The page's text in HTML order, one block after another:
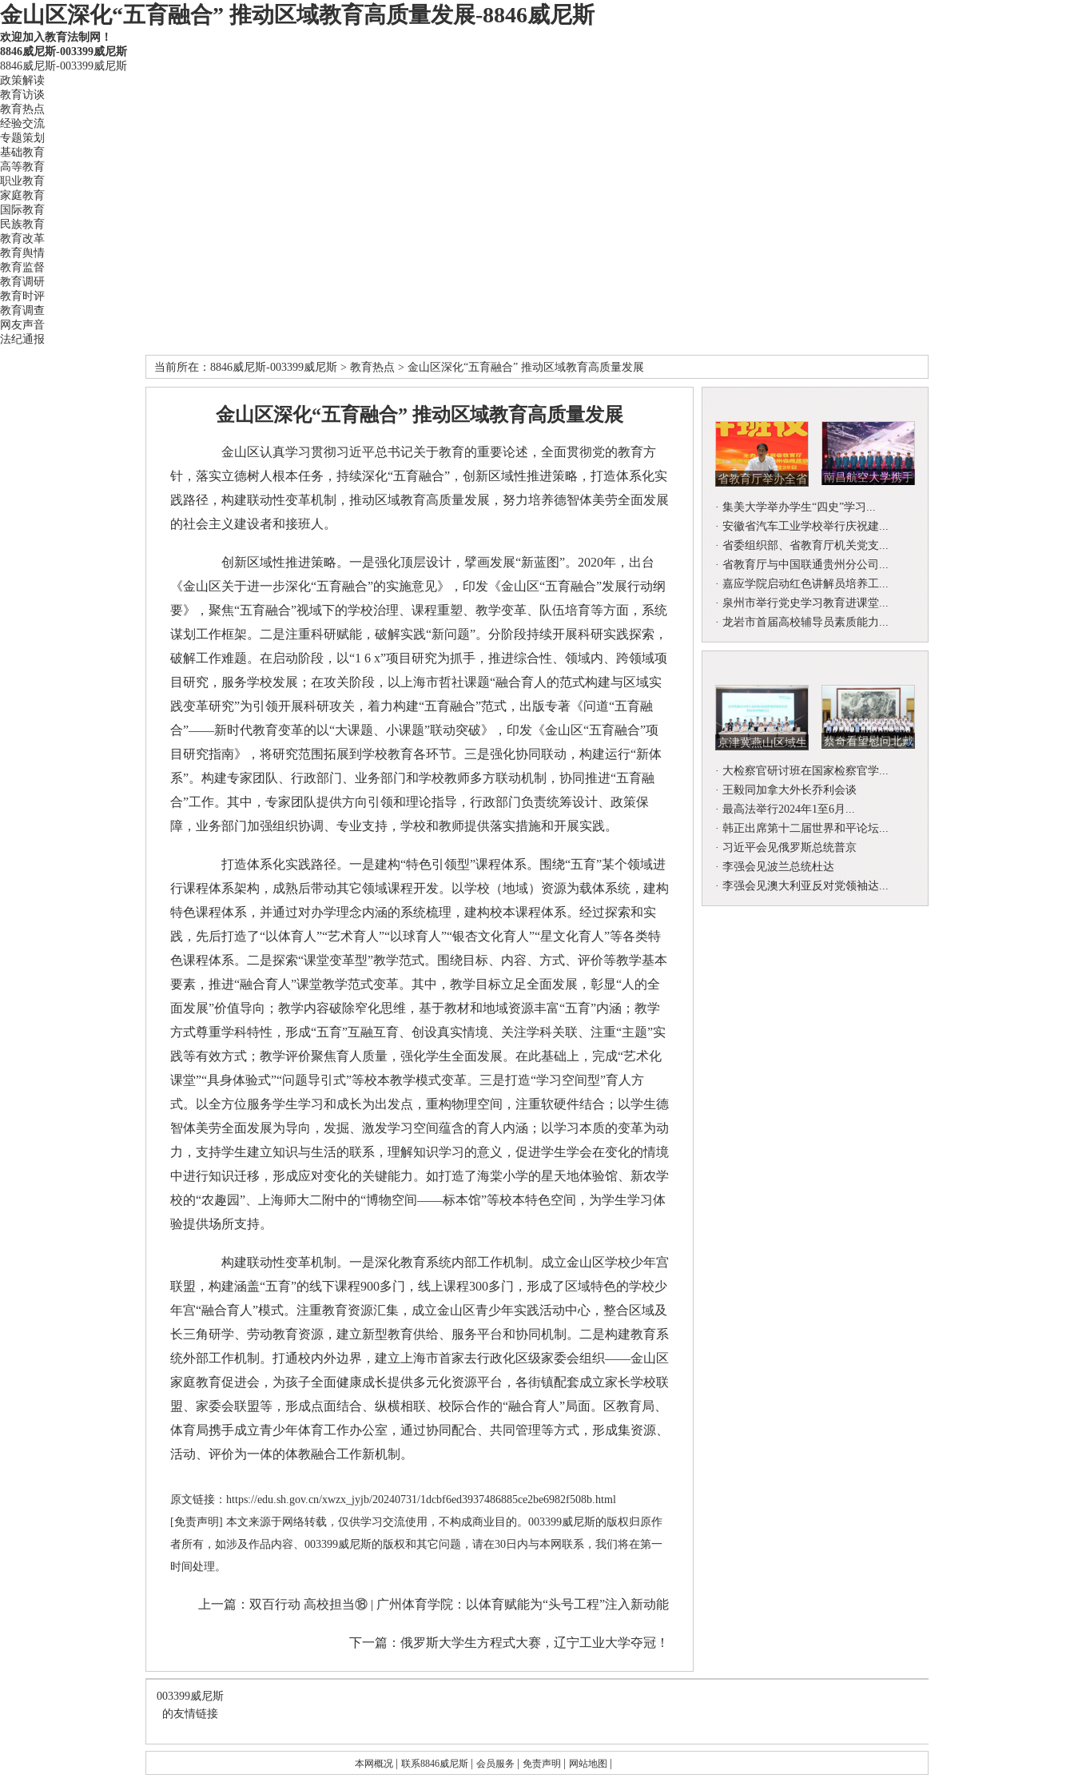
金山区深化“五育融合” 推动区域教育高质量发展-8846威尼斯
欢迎加入教育法制网！
8846威尼斯-003399威尼斯
8846威尼斯-003399威尼斯
政策解读
教育访谈
教育热点
经验交流
专题策划
基础教育
高等教育
职业教育
家庭教育
国际教育
民族教育
教育改革
教育舆情
教育监督
教育调研
教育时评
教育调查
网友声音
法纪通报
当前所在： 8846威尼斯-003399威尼斯 > 教育热点 > 金山区深化“五育融合” 推动区域教育高质量发展
金山区深化“五育融合” 推动区域教育高质量发展
金山区认真学习贯彻习近平总书记关于教育的重要论述，全面贯彻党的教育方
针，落实立德树人根本任务，持续深化“五育融合”，创新区域性推进策略，打造体系化实
践路径，构建联动性变革机制，推动区域教育高质量发展，努力培养德智体美劳全面发展
的社会主义建设者和接班人。
创新区域性推进策略。一是强化顶层设计，擘画发展“新蓝图”。2020年，出台
《金山区关于进一步深化“五育融合”的实施意见》，印发《金山区“五育融合”发展行动纲
要》，聚焦“五育融合”视域下的学校治理、课程重塑、教学变革、队伍培育等方面，系统
谋划工作框架。二是注重科研赋能，破解实践“新问题”。分阶段持续开展科研实践探索，
破解工作难题。在启动阶段，以“1 6 x”项目研究为抓手，推进综合性、领域内、跨领域项
目研究，服务学校发展；在攻关阶段，以上海市哲社课题“融合育人的范式构建与区域实
践变革研究”为引领开展科研攻关，着力构建“五育融合”范式，出版专著《问道“五育融
合”——新时代教育变革的以“大课题、小课题”联动突破》，印发《金山区“五育融合”项
目研究指南》，将研究范围拓展到学校教育各环节。三是强化协同联动，构建运行“新体
系”。构建专家团队、行政部门、业务部门和学校教师多方联动机制，协同推进“五育融
合”工作。其中，专家团队提供方向引领和理论指导，行政部门负责统筹设计、政策保
障，业务部门加强组织协调、专业支持，学校和教师提供落实措施和开展实践。
打造体系化实践路径。一是建构“特色引领型”课程体系。围绕“五育”某个领域进
行课程体系架构，成熟后带动其它领域课程开发。以学校（地域）资源为载体系统，建构
特色课程体系，并通过对办学理念内涵的系统梳理，建构校本课程体系。经过探索和实
践，先后打造了“以体育人”“艺术育人”“以球育人”“银杏文化育人”“星文化育人”等各类特
色课程体系。二是探索“课堂变革型”教学范式。围绕目标、内容、方式、评价等教学基本
要素，推进“融合育人”课堂教学范式变革。其中，教学目标立足全面发展，彰显“人的全
面发展”价值导向；教学内容破除窄化思维，基于教材和地域资源丰富“五育”内涵；教学
方式尊重学科特性，形成“五育”互融互育、创设真实情境、关注学科关联、注重“主题”实
践等有效方式；教学评价聚焦育人质量，强化学生全面发展。在此基础上，完成“艺术化
课堂”“具身体验式”“问题导引式”等校本教学模式变革。三是打造“学习空间型”育人方
式。以全方位服务学生学习和成长为出发点，重构物理空间，注重软硬件结合；以学生德
智体美劳全面发展为导向，发掘、激发学习空间蕴含的育人内涵；以学习本质的变革为动
力，支持学生建立知识与生活的联系，理解知识学习的意义，促进学生学会在变化的情境
中进行知识迁移，形成应对变化的关键能力。如打造了海棠小学的星天地体验馆、新农学
校的“农趣园”、上海师大二附中的“博物空间——标本馆”等校本特色空间，为学生学习体
验提供场所支持。
构建联动性变革机制。一是深化教育系统内部工作机制。成立金山区学校少年宫
联盟，构建涵盖“五育”的线下课程900多门，线上课程300多门，形成了区域特色的学校少
年宫“融合育人”模式。注重教育资源汇集，成立金山区青少年实践活动中心，整合区域及
长三角研学、劳动教育资源，建立新型教育供给、服务平台和协同机制。二是构建教育系
统外部工作机制。打通校内外边界，建立上海市首家去行政化区级家委会组织——金山区
家庭教育促进会，为孩子全面健康成长提供多元化资源平台，各街镇配套成立家长学校联
盟、家委会联盟等，形成点面结合、纵横相联、校际合作的“融合育人”局面。区教育局、
体育局携手成立青少年体育工作办公室，通过协同配合、共同管理等方式，形成集资源、
活动、评价为一体的体教融合工作新机制。
原文链接：https://edu.sh.gov.cn/xwzx_jyjb/20240731/1dcbf6ed3937486885ce2be6982f508b.html
[免责声明] 本文来源于网络转载，仅供学习交流使用，不构成商业目的。003399威尼斯的版权归原作
者所有，如涉及作品内容、003399威尼斯的版权和其它问题，请在30日内与本网联系，我们将在第一
时间处理。
上一篇： 双百行动 高校担当⑱ | 广州体育学院：以体育赋能为“头号工程”注入新动能
下一篇： 俄罗斯大学生方程式大赛，辽宁工业大学夺冠！
省教育厅举办全省
（园）长工作...
南昌航空大学携手
合唱团举...
· 集美大学举办学生“四史”学习...
· 安徽省汽车工业学校举行庆祝建...
· 省委组织部、省教育厅机关党支...
· 省教育厅与中国联通贵州分公司...
· 嘉应学院启动红色讲解员培养工...
· 泉州市举行党史学习教育进课堂...
· 龙岩市首届高校辅导员素质能力...
京津冀燕山区域生
作联席会...
蔡奇看望慰问北戴
· 大检察官研讨班在国家检察官学...
· 王毅同加拿大外长乔利会谈
· 最高法举行2024年1至6月...
· 韩正出席第十二届世界和平论坛...
· 习近平会见俄罗斯总统普京
· 李强会见波兰总统杜达
· 李强会见澳大利亚反对党领袖达...
003399威尼斯
的友情链接
本网概况 联系8846威尼斯 会员服务 免责声明 网站地图